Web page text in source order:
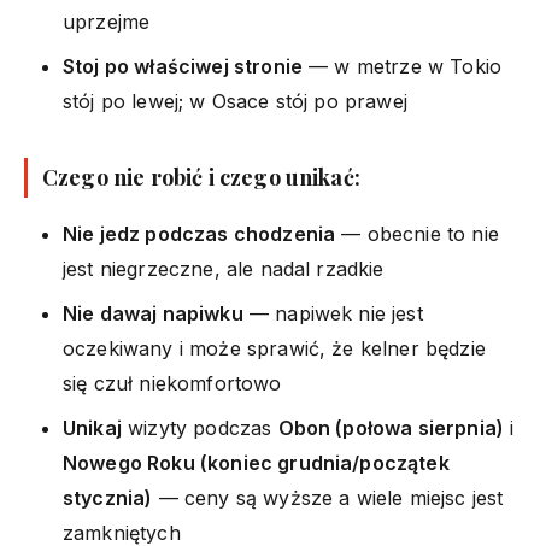
uprzejme
Stoj po właściwej stronie — w metrze w Tokio
stój po lewej; w Osace stój po prawej
Czego nie robić i czego unikać:
Nie jedz podczas chodzenia — obecnie to nie
jest niegrzeczne, ale nadal rzadkie
Nie dawaj napiwku — napiwek nie jest
oczekiwany i może sprawić, że kelner będzie
się czuł niekomfortowo
Unikaj wizyty podczas Obon (połowa sierpnia) i
Nowego Roku (koniec grudnia/początek
stycznia) — ceny są wyższe a wiele miejsc jest
zamkniętych